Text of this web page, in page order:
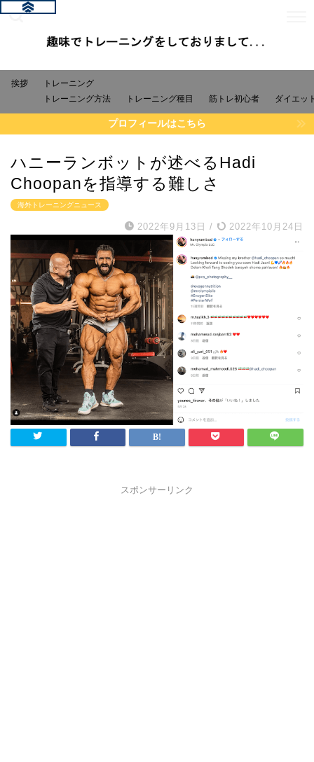
挨拶
トレーニング
トレーニング方法
トレーニング種目 筋トレ初心者 ダイエッ
プロフィールはこちら
ハニーランボットが述べるHadi
Choopanを指導する難しさ
海外トレーニングニュース
2022年9月13日 / 2022年10月24日
スポンサーリンク